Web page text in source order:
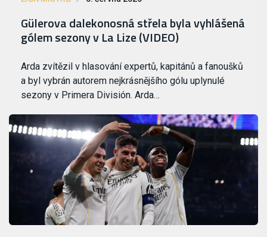
Gülerova dalekonosná střela byla vyhlášená
gólem sezony v La Lize (VIDEO)
Arda zvítězil v hlasování expertů, kapitánů a fanoušků
a byl vybrán autorem nejkrásnějšího gólu uplynulé
sezony v Primera División. Arda…